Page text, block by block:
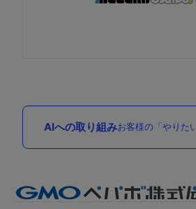
AIへの取り組みお客様の「やりた